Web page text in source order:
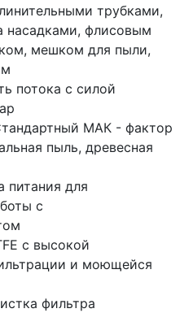
трубками,
насадками, флисовым
мешком для пыли,
потока с силой
МАК - фактор
пыль, древесная
питания для
с
с высокой
и моющейся
фильтра